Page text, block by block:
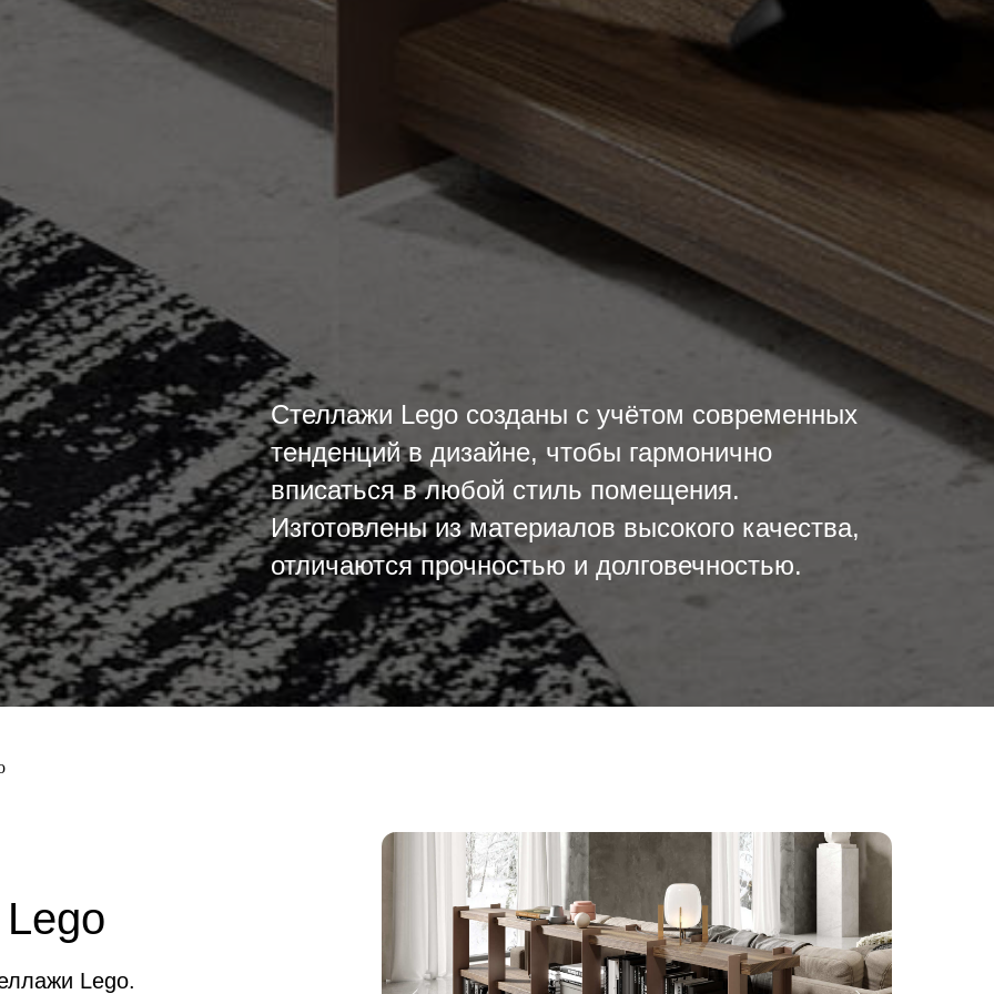
Стеллажи Lego созданы с учётом современных
тенденций в дизайне, чтобы гармонично
вписаться в любой стиль помещения.
Изготовлены из материалов высокого качества,
отличаются прочностью и долговечностью.
Lego.